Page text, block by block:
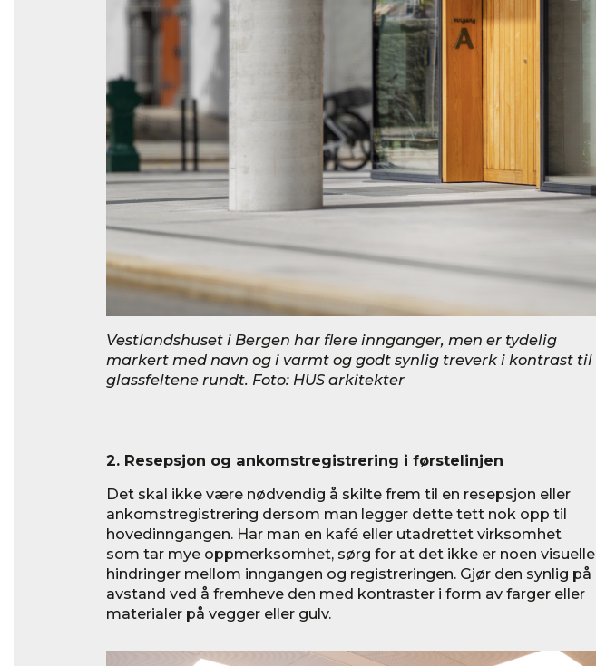
Vestlandshuset i Bergen har flere innganger, men er tydelig
markert med navn og i varmt og godt synlig treverk i kontrast til
glassfeltene rundt. Foto: HUS arkitekter
2. Resepsjon og ankomstregistrering i førstelinjen
Det skal ikke være nødvendig å skilte frem til en resepsjon eller
ankomstregistrering dersom man legger dette tett nok opp til
hovedinngangen. Har man en kafé eller utadrettet virksomhet
som tar mye oppmerksomhet, sørg for at det ikke er noen visuelle
hindringer mellom inngangen og registreringen. Gjør den synlig på
avstand ved å fremheve den med kontraster i form av farger eller
materialer på vegger eller gulv.